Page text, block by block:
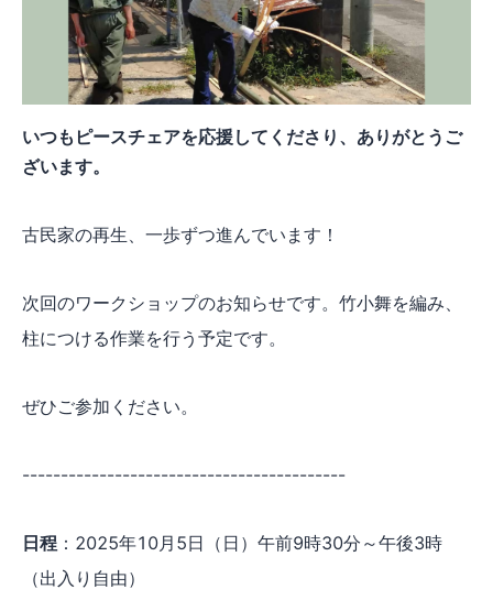
いつもピースチェアを応援してくださり、ありがとうご
ざいます。
古民家の再生、一歩ずつ進んでいます！
次回のワークショップのお知らせです。竹小舞を編み、
柱につける作業を行う予定です。
ぜひご参加ください。
------------------------------------------
日程 ：2025年10月5日（日）午前9時30分～午後3時
（出入り自由）